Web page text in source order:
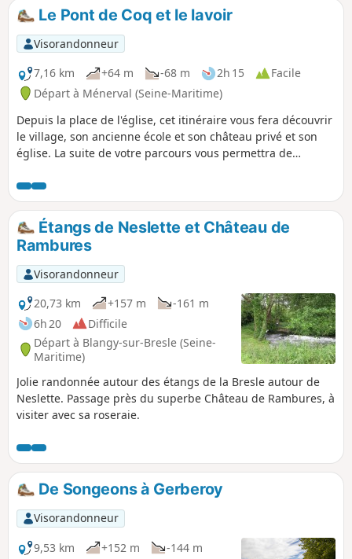
Le Pont de Coq et le lavoir
Visorandonneur
7,16 km
+64 m -68 m 2h 15
Facile
Départ à Ménerval (Seine-Maritime)
Depuis la place de l'église, cet itinéraire vous fera découvrir
le village, son ancienne école et son château privé et son
église. La suite de votre parcours vous permettra de
inscrit au titre des Monuments Historiques, en rénovation.
Ici passait le chasse-marée !
Étangs de Neslette et Château de
Rambures
Visorandonneur
20,73 km
+157 m
-161 m
6h 20
Difficile
Départ à Blangy-sur-Bresle (Seine-
Maritime)
Jolie randonnée autour des étangs de la Bresle autour de
Neslette. Passage près du superbe Château de Rambures, à
visiter avec sa roseraie.
De Songeons à Gerberoy
Visorandonneur
9,53 km
+152 m
-144 m